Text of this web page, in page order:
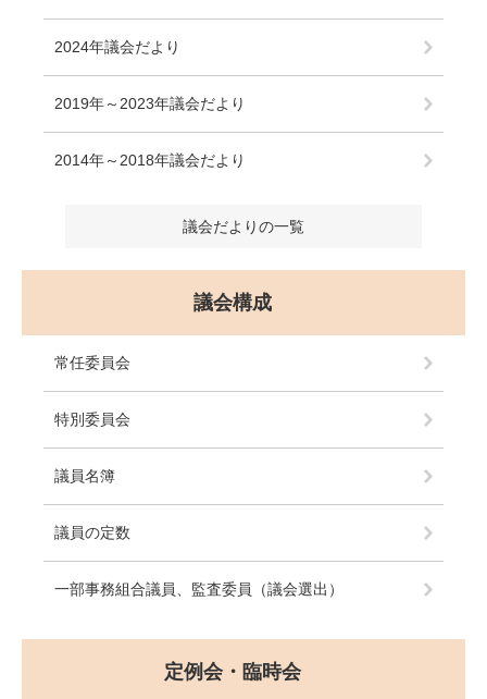
2024年議会だより
2019年～2023年議会だより
2014年～2018年議会だより
議会だよりの一覧
議会構成
常任委員会
特別委員会
議員名簿
議員の定数
一部事務組合議員、監査委員（議会選出）
定例会・臨時会